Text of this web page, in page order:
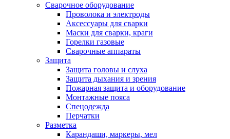
Сварочное оборудование
Проволока и электроды
Аксессуары для сварки
Маски для сварки, краги
Горелки газовые
Сварочные аппараты
Защита
Защита головы и слуха
Защита дыхания и зрения
Пожарная защита и оборудование
Монтажные пояса
Спецодежда
Перчатки
Разметка
Карандаши, маркеры, мел